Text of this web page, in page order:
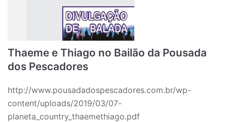
Thaeme e Thiago no Bailão da Pousada
dos Pescadores
http://www.pousadadospescadores.com.br/wp-
content/uploads/2019/03/07-
planeta_country_thaemethiago.pdf